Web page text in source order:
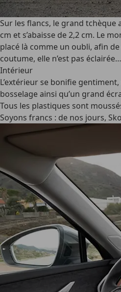
Sur les flancs, le grand tchèque
cm et s’abaisse de 2,2 cm. Le
placé là comme un oubli, afin
coutume, elle n’est pas éclairée…
Intérieur
L’extérieur se bonifie
bosselage ainsi qu’un grand
Tous les plastiques sont
Soyons francs : de nos jours,